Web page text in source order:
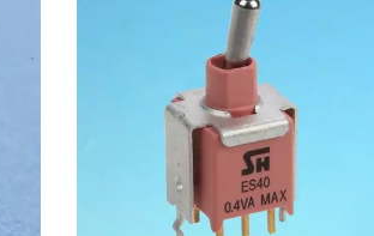
Interrupteur À Bascule Ultra-
Miniature